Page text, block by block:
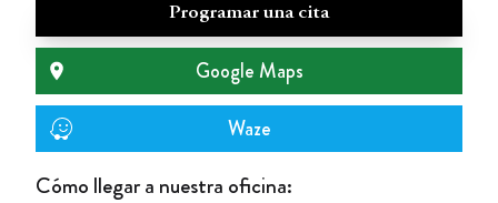
Programar una cita
Google Maps
Waze
Cómo llegar a nuestra oficina: